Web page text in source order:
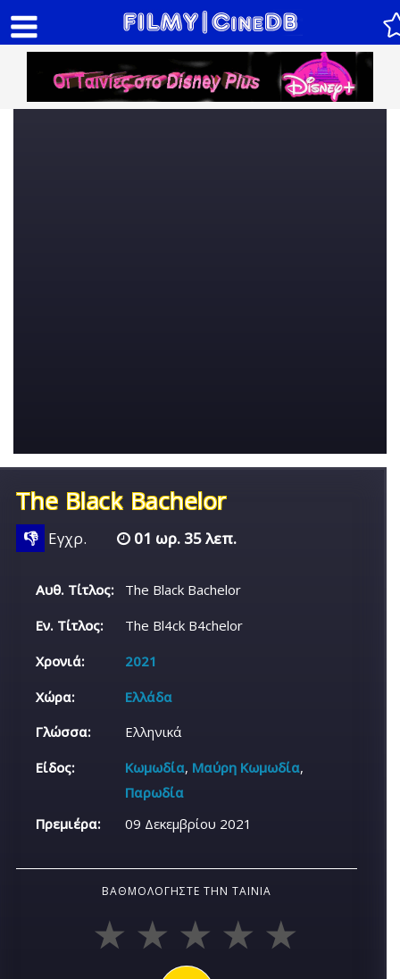
The Black Bachelor
👎 Εγχρ. 01 ωρ. 35 λεπ.
Αυθ. Τίτλος:
The Black Bachelor
Εν. Τίτλος:
The Bl4ck B4chelor
Χρονιά:
2021
Χώρα:
Ελλάδα
Γλώσσα:
Ελληνικά
Είδος:
Κωμωδία, Μαύρη Κωμωδία,
Παρωδία
Πρεμιέρα:
09 Δεκεμβρίου 2021
ΒΑΘΜΟΛΟΓΉΣΤΕ ΤΗΝ ΤΑΙΝΊΑ